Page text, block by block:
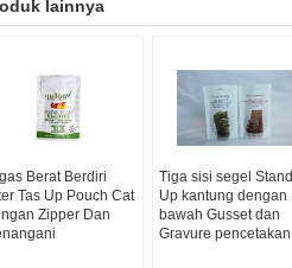
lainnya
Berat Berdiri
Tas Up Pouch Cat
Zipper Dan
Tiga sisi segel Stand
Up kantung dengan
bawah Gusset dan
Gravure pencetakan